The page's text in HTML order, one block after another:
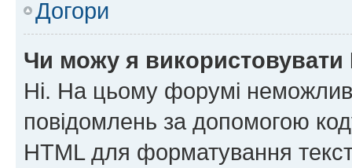
Догори
Чи можу я використовувати
Ні. На цьому форумі
повідомлень за допомогою
HTML для форматування